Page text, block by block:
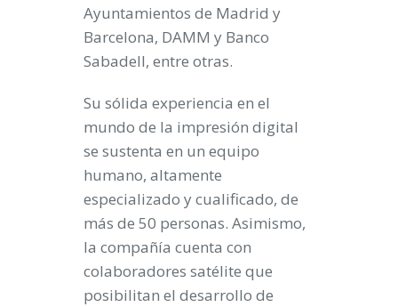
Ayuntamientos de Madrid y
Barcelona, DAMM y Banco
Sabadell, entre otras.
Su sólida experiencia en el
mundo de la impresión digital
se sustenta en un equipo
humano, altamente
especializado y cualificado, de
más de 50 personas. Asimismo,
la compañía cuenta con
colaboradores satélite que
posibilitan el desarrollo de